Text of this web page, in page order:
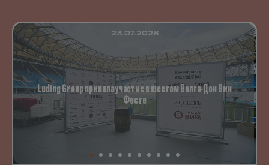
23.07.2026
Luding Group приняла участие в шестом Волга-Дон Вин
Фесте